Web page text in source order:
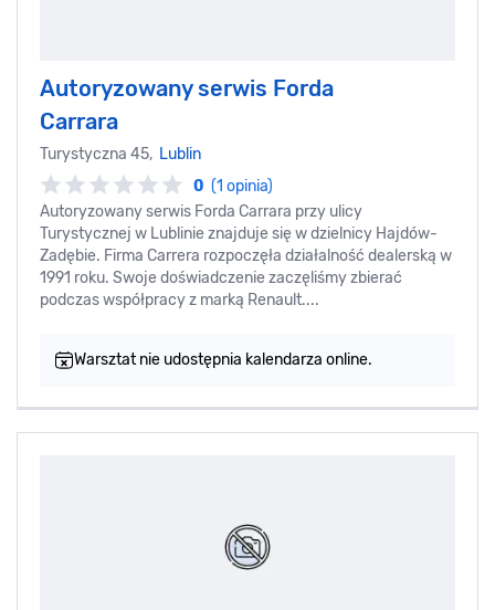
Autoryzowany serwis Forda
Carrara
Turystyczna 45, Lublin
0 (1 opinia)
Autoryzowany serwis Forda Carrara przy ulicy
Turystycznej w Lublinie znajduje się w dzielnicy Hajdów-
Zadębie. Firma Carrera rozpoczęła działalność dealerską w
1991 roku. Swoje doświadczenie zaczęliśmy zbierać
podczas współpracy z marką Renault....
Warsztat nie udostępnia kalendarza online.